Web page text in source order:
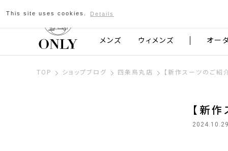
京都発のスーツブランド ONLY
メンズ ウィメンズ オー
TOP ショップブログ 四条烏丸店 【新作スーツのご紹
【新
This site uses cookies. Details